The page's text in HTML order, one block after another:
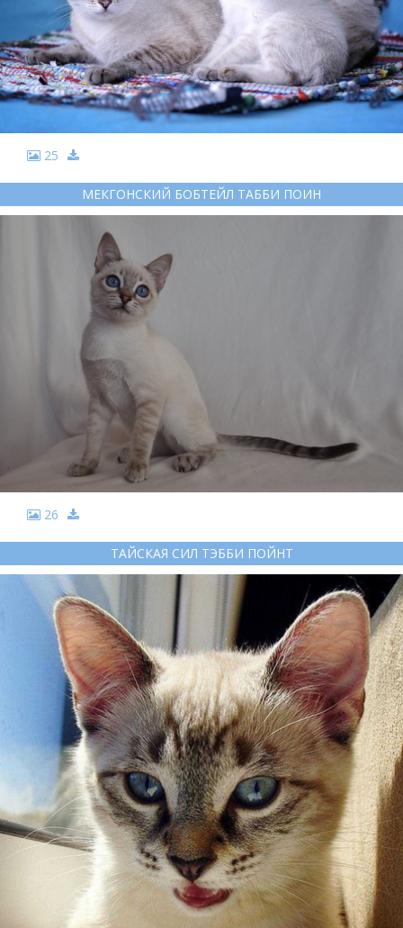
25
МЕКГОНСКИЙ БОБТЕЙЛ ТАББИ ПОИН
26
ТАЙСКАЯ СИЛ ТЭББИ ПОЙНТ